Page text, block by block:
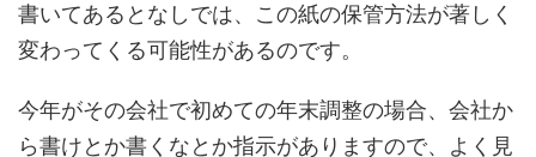
書いてあるとなしでは、この紙の保管方法が著しく
変わってくる可能性があるのです。
今年がその会社で初めての年末調整の場合、会社か
ら書けとか書くなとか指示がありますので、よく見